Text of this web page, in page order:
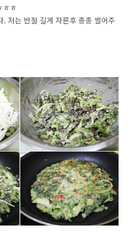
ㅎㅎ
저는 반절 길게 자른후 총총 썰어주